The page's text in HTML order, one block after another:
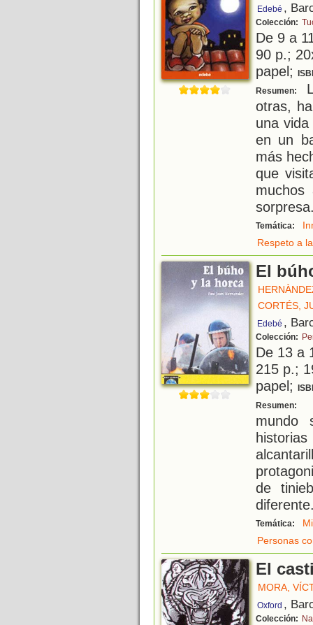
Edebé ,
Colección:
De 9 a
90 p.;
papel;
Resumen:
otras,
una
en un
más
que
Temática:
Respeto a
El
CORTÉS,
Edebé ,
Colección:
De 13 a
215 p.;
papel;
Resumen:
mundo
de
Temática:
Personas
El
MORA,
Oxford ,
Colección: